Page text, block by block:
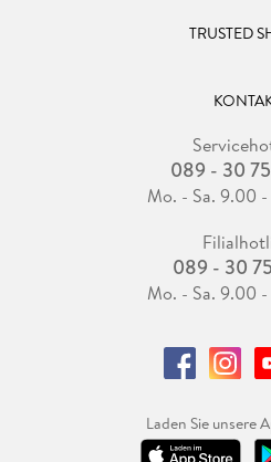
TRUSTED
089 - 30
Mo. - Sa. 9.00
089 - 30
Mo. - Sa. 9.00
Laden Sie unsere